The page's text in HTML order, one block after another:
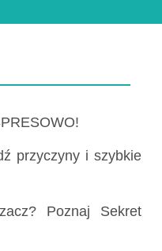
przyczyny i szybkie
Poznaj Sekret